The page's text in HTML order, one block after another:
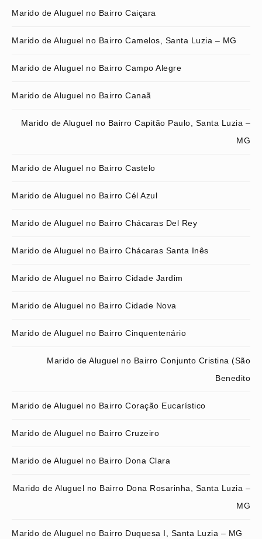
Marido de Aluguel no Bairro Caiçara
Marido de Aluguel no Bairro Camelos, Santa Luzia – MG
Marido de Aluguel no Bairro Campo Alegre
Marido de Aluguel no Bairro Canaã
Marido de Aluguel no Bairro Capitão Paulo, Santa Luzia –
MG
Marido de Aluguel no Bairro Castelo
Marido de Aluguel no Bairro Cél Azul
Marido de Aluguel no Bairro Chácaras Del Rey
Marido de Aluguel no Bairro Chácaras Santa Inês
Marido de Aluguel no Bairro Cidade Jardim
Marido de Aluguel no Bairro Cidade Nova
Marido de Aluguel no Bairro Cinquentenário
Marido de Aluguel no Bairro Conjunto Cristina (São
Benedito
Marido de Aluguel no Bairro Coração Eucarístico
Marido de Aluguel no Bairro Cruzeiro
Marido de Aluguel no Bairro Dona Clara
Marido de Aluguel no Bairro Dona Rosarinha, Santa Luzia –
MG
Marido de Aluguel no Bairro Duquesa I, Santa Luzia – MG